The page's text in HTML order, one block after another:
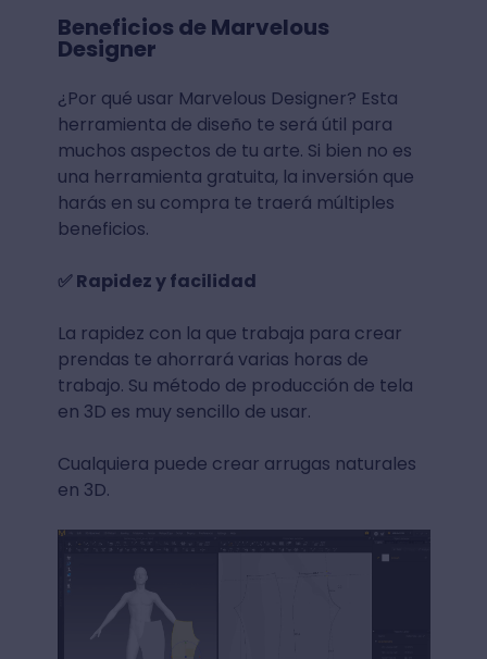
Beneficios de Marvelous
Designer
¿Por qué usar Marvelous Designer? Esta
herramienta de diseño te será útil para
muchos aspectos de tu arte. Si bien no es
una herramienta gratuita, la inversión que
harás en su compra te traerá múltiples
beneficios.
✅ Rapidez y facilidad
La rapidez con la que trabaja para crear
prendas te ahorrará varias horas de
trabajo. Su método de producción de tela
en 3D es muy sencillo de usar.
Cualquiera puede crear arrugas naturales
en 3D.